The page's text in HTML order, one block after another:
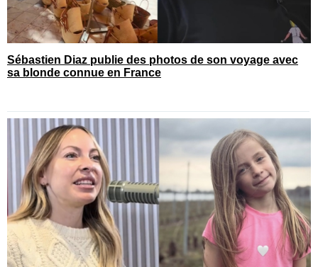
Sébastien Diaz publie des photos de son voyage avec
sa blonde connue en France